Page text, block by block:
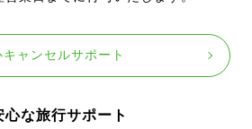
キャンセルサポート
な旅行サポート